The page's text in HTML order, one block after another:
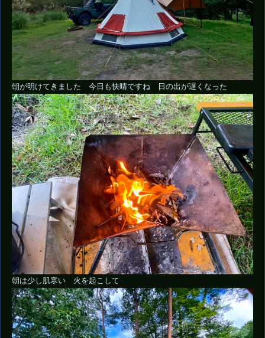
朝が明けてきました 今日も快晴ですね 日の出が遅くなった
朝は少し肌寒い 火を起こして